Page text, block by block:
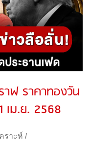
าฟ ราคาทองวัน
เม.ย. 2568
ราะห์ /